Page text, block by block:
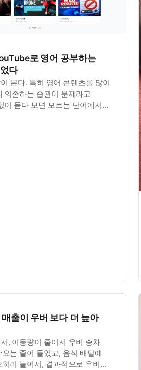
로 영어 공부하는
다
본다. 특히 영어 콘텐츠를 많이
의존하는 습관이 문제라고
이 듣다 보면 모르는 단어에서
출이 우버 보다 더 높아
, 이동량이 줄어서 우버 승차
는 줄어 들었고, 음식 배달에
려 늘어서, 결과적으로 우버